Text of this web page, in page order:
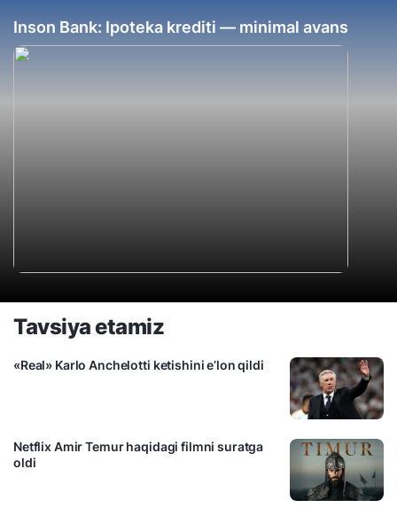
Inson Bank: Ipoteka krediti — minimal avans
Tavsiya etamiz
«Real» Karlo Anchelotti ketishini e’lon qildi
Netflix Amir Temur haqidagi filmni suratga
oldi